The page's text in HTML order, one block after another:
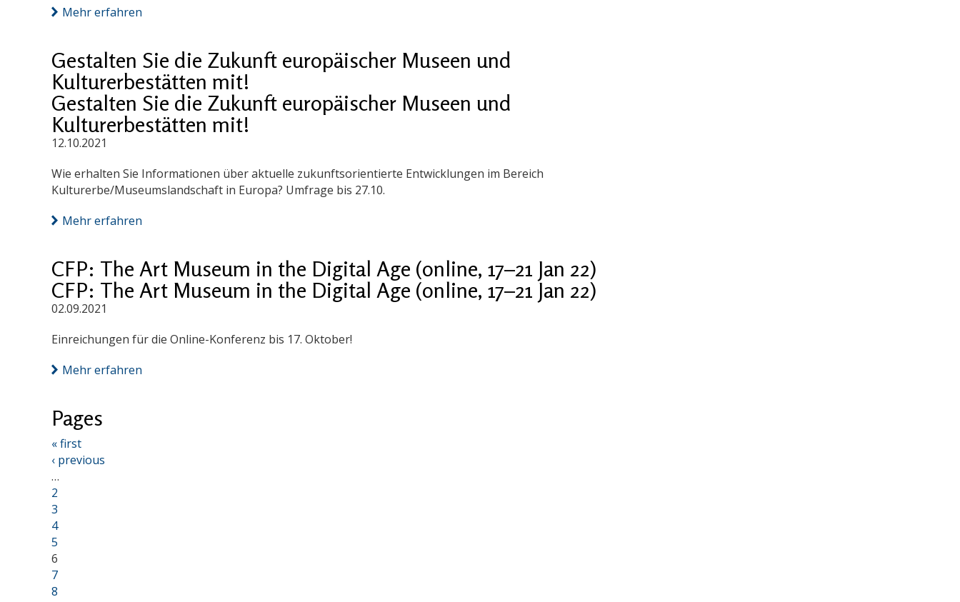
Mehr erfahren
Gestalten Sie die Zukunft europäischer Museen und
Kulturerbestätten mit!
Gestalten Sie die Zukunft europäischer Museen und
Kulturerbestätten mit!
12.10.2021
Wie erhalten Sie Informationen über aktuelle zukunftsorientierte Entwicklungen im Bereich
Kulturerbe/Museumslandschaft in Europa? Umfrage bis 27.10.
Mehr erfahren
CFP: The Art Museum in the Digital Age (online, 17–21 Jan 22)
CFP: The Art Museum in the Digital Age (online, 17–21 Jan 22)
02.09.2021
Einreichungen für die Online-Konferenz bis 17. Oktober!
Mehr erfahren
Pages
« first
‹ previous
…
2
3
4
5
6
7
8